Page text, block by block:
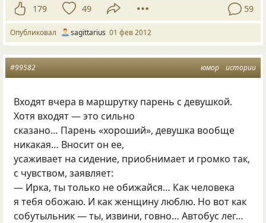
179 49 59
Опубликовал sagittarius 01 фев 2012
юмор истории
#99582
Входят вчера в маршрутку парень с девушкой.
Хотя входят — это сильно
сказано… Парень «хороший», девушка вообще
никакая… Вносит он ее,
усаживает на сидение, приобнимает и громко так,
с чувством, заявляет:
— Ирка, ты только не обижайся… Как человека
я тебя обожаю. И как женщину люблю. Hо вот как
собутыльник — ты, извини, говно… Автобус лег…